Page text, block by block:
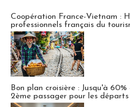
Coopération France-Vietnam :
professionnels français du
Bon plan croisière : Jusqu'à
2ème passager pour les